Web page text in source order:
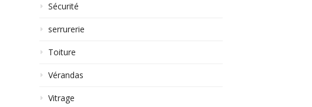
Sécurité
serrurerie
Toiture
Vérandas
Vitrage